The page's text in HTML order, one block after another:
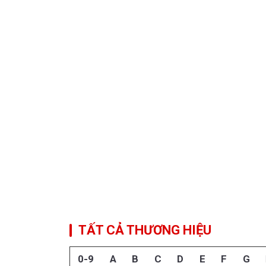
TẤT CẢ THƯƠNG HIỆU
0-9 A B C D E F G